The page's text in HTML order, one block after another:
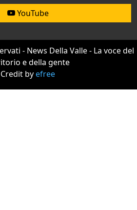
YouTube
- News Della Valle - La voce del
e della gente
Credit byefree